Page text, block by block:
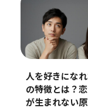
人を好きにな
の特徴とは？
が生まれない